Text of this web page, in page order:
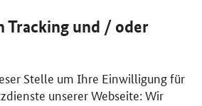
Tracking und / oder
Stelle um Ihre Einwilligung für
unserer Webseite: Wir